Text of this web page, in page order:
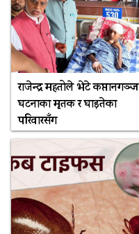
राजेन्द्र महतोले भेटे कप्तानगञ्ज
घटनाका मृतक र घाइतेका
परिवारसँग